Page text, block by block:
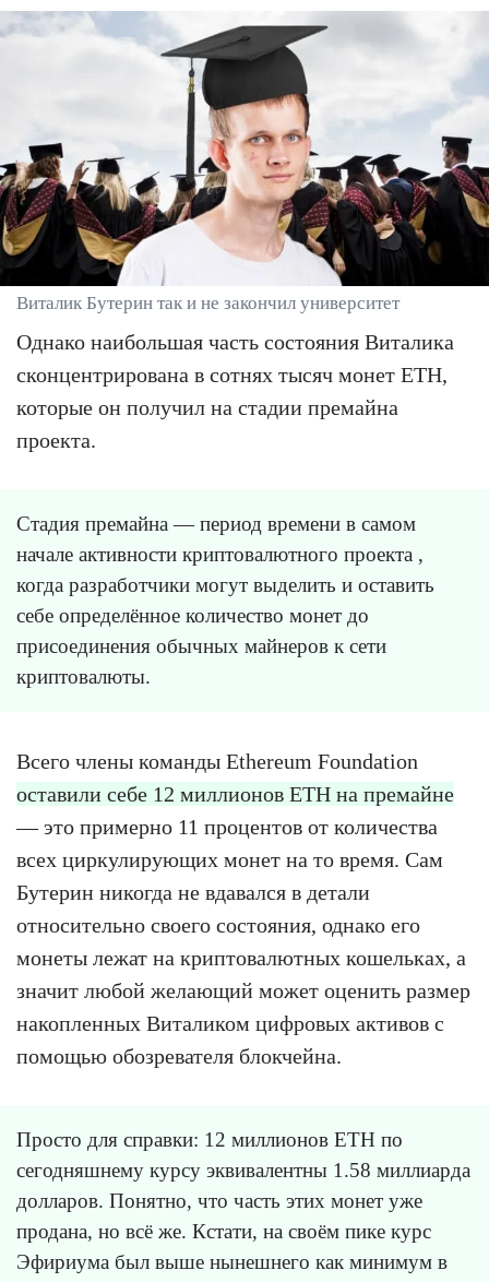
Виталик Бутерин так и не закончил университет
Однако наибольшая часть состояния Виталика
сконцентрирована в сотнях тысяч монет ETH,
которые он получил на стадии премайна
проекта.
Стадия премайна — период времени в самом
начале активности криптовалютного проекта ,
когда разработчики могут выделить и оставить
себе определённое количество монет до
присоединения обычных майнеров к сети
криптовалюты.
Всего члены команды Ethereum Foundation
оставили себе 12 миллионов ETH на премайне
— это примерно 11 процентов от количества
всех циркулирующих монет на то время. Сам
Бутерин никогда не вдавался в детали
относительно своего состояния, однако его
монеты лежат на криптовалютных кошельках, а
значит любой желающий может оценить размер
накопленных Виталиком цифровых активов с
помощью обозревателя блокчейна.
Просто для справки: 12 миллионов ETH по
сегодняшнему курсу эквивалентны 1.58 миллиарда
долларов. Понятно, что часть этих монет уже
продана, но всё же. Кстати, на своём пике курс
Эфириума был выше нынешнего как минимум в